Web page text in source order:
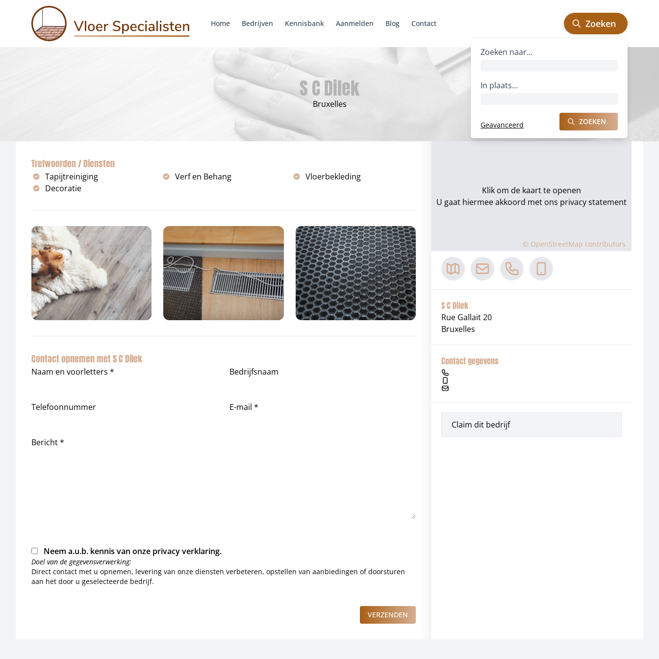
Home Bedrijven Kennisbank Aanmelden Blog Contact Zoeken naar bedrijven
Zoeken
Zoeken naar...
In plaats...
Geavanceerd ZOEKEN NAAR BEDRIJVEN
ZOEKEN
S C Dilek
Bruxelles
Trefwoorden / Diensten
Tapijtreiniging Verf en Behang
Vloerbekleding
Decoratie
Contact opnemen met S C Dilek
Naam en voorletters * Bedrijfsnaam
Telefoonnummer E-mail *
Bericht *
Neem a.u.b. kennis van onze privacy verklaring.
Doel van de gegevensverwerking:
Direct contact met u opnemen, levering van onze diensten verbeteren, opstellen van aanbiedingen of doorsturen
aan het door u geselecteerde bedrijf.
VERZENDEN
Klik om de kaart te openen
U gaat hiermee akkoord met ons privacy statement
© OpenStreetMap contributors
S C Dilek
Rue Gallait 20
Bruxelles
Contact gegevens
Claim dit bedrijf